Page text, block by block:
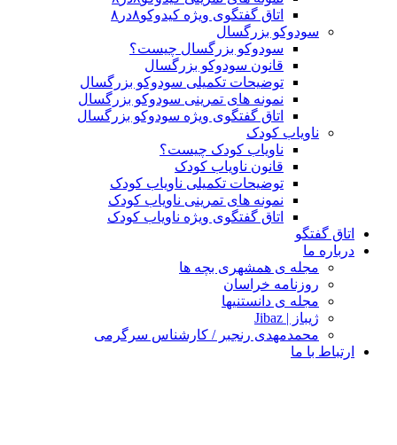
اتاق گفتگوی ویژه کیدوکو۸در۸
سودوکو بزرگسال
سودوکو بزرگسال چیست؟
قانون سودوکو بزرگسال
توضیحات تکمیلی سودوکو بزرگسال
نمونه های تمرینی سودوکو بزرگسال
اتاق گفتگوی ویژه سودوکو بزرگسال
ناویاب کودک
ناویاب کودک چیست؟
قانون ناویاب کودک
توضیحات تکمیلی ناویاب کودک
نمونه های تمرینی ناویاب کودک
اتاق گفتگوی ویژه ناویاب کودک
اتاق گفتگو
درباره ما
مجله ی همشهری بچه ها
روزنامه خراسان
مجله ی دانستنیها
ژیباز | Jibaz
محمدمهدی رنجبر / کارشناس سرگرمی
ارتباط با ما